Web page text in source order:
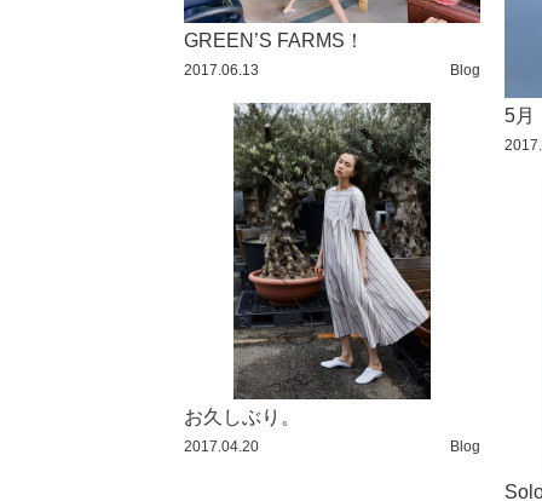
2015 / 8
2015 / 7
2015 / 6
2015 / 5
2015 / 4
2015 / 3
2015 / 2
GREEN’S FARMS！
2017.06.13 Blog
5月
お久しぶり。
2017.04.20 Blog